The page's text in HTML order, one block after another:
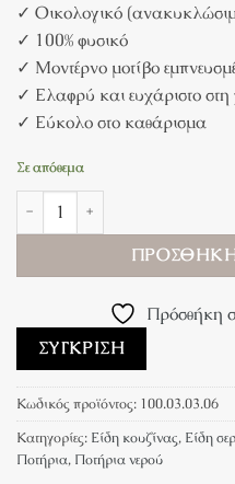
✓ Οικολογικό
✓ 100% φυσικό
✓ Μοντέρνο μοτίβο
✓ Ελαφρύ και ευχάριστο
✓ Εύκολο στο καθάρισμα
Σε απόθεμα
Ποτήρι Καρύδας Λείο | Small
Πρόσθήκη
ΣΎΓΚΡΙΣΗ
Κωδικός προϊόντος: 100.03.03.06
Κατηγορίες: Είδη κουζίνας, Είδη
Ποτήρια, Ποτήρια νερού